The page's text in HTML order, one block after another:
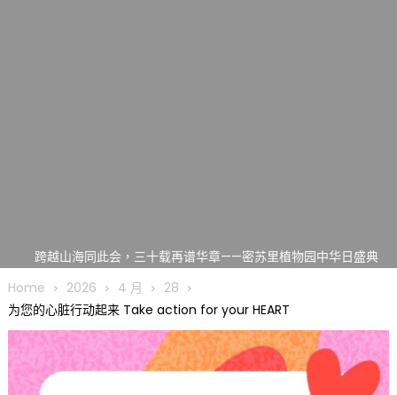
跨越山海同此会，三十载再谱华章——密苏里植物园中华日盛典
圆满举行
圣路易龙舟俱乐部5月16日龙舟体验日 邀请各界亲身体验划行乐
趣 + 水上竞速魅力
三十二载跨越时空的相逢
执掌密苏里植物园近四十年 致力推动全球植物多样性研究与中美
合作 Peter Raven 博士逝世 享年89岁
Home 2026 4 月
28
为您的心脏行动起来 Take action for your HEART